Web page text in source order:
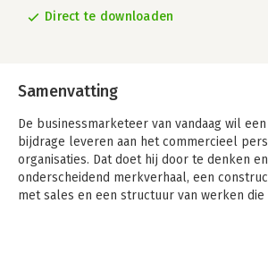
Direct te downloaden
Samenvatting
De businessmarketeer van vandaag wil
bijdrage leveren aan het commercieel
organisaties. Dat doet hij door te denken
onderscheidend merkverhaal, een
met sales en een structuur van werken